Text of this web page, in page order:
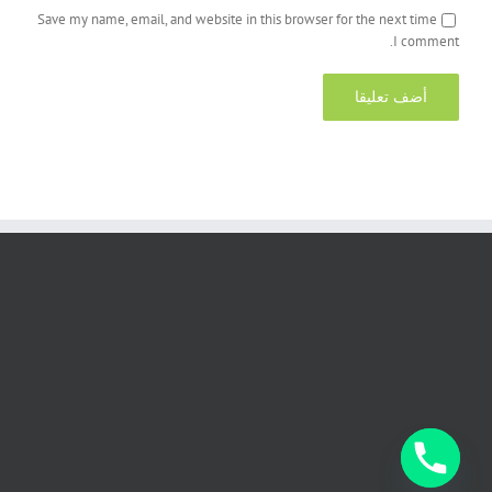
Save my name, email, and website in this browser for the next time
I comment.